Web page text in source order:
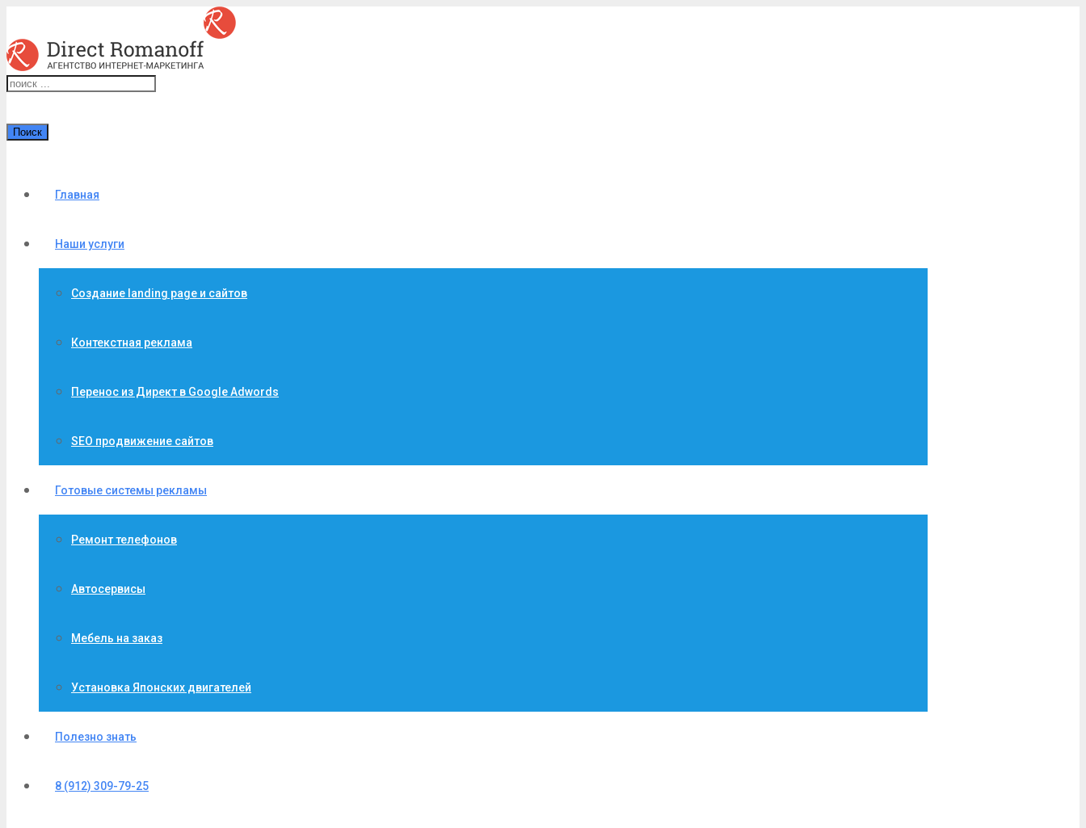
Поиск
Главная
Наши услуги
Создание landing page и сайтов
Контекстная реклама
Перенос из Директ в Google Adwords
SEO продвижение сайтов
Готовые системы рекламы
Ремонт телефонов
Автосервисы
Мебель на заказ
Установка Японских двигателей
Полезно знать
8 (912) 309-79-25